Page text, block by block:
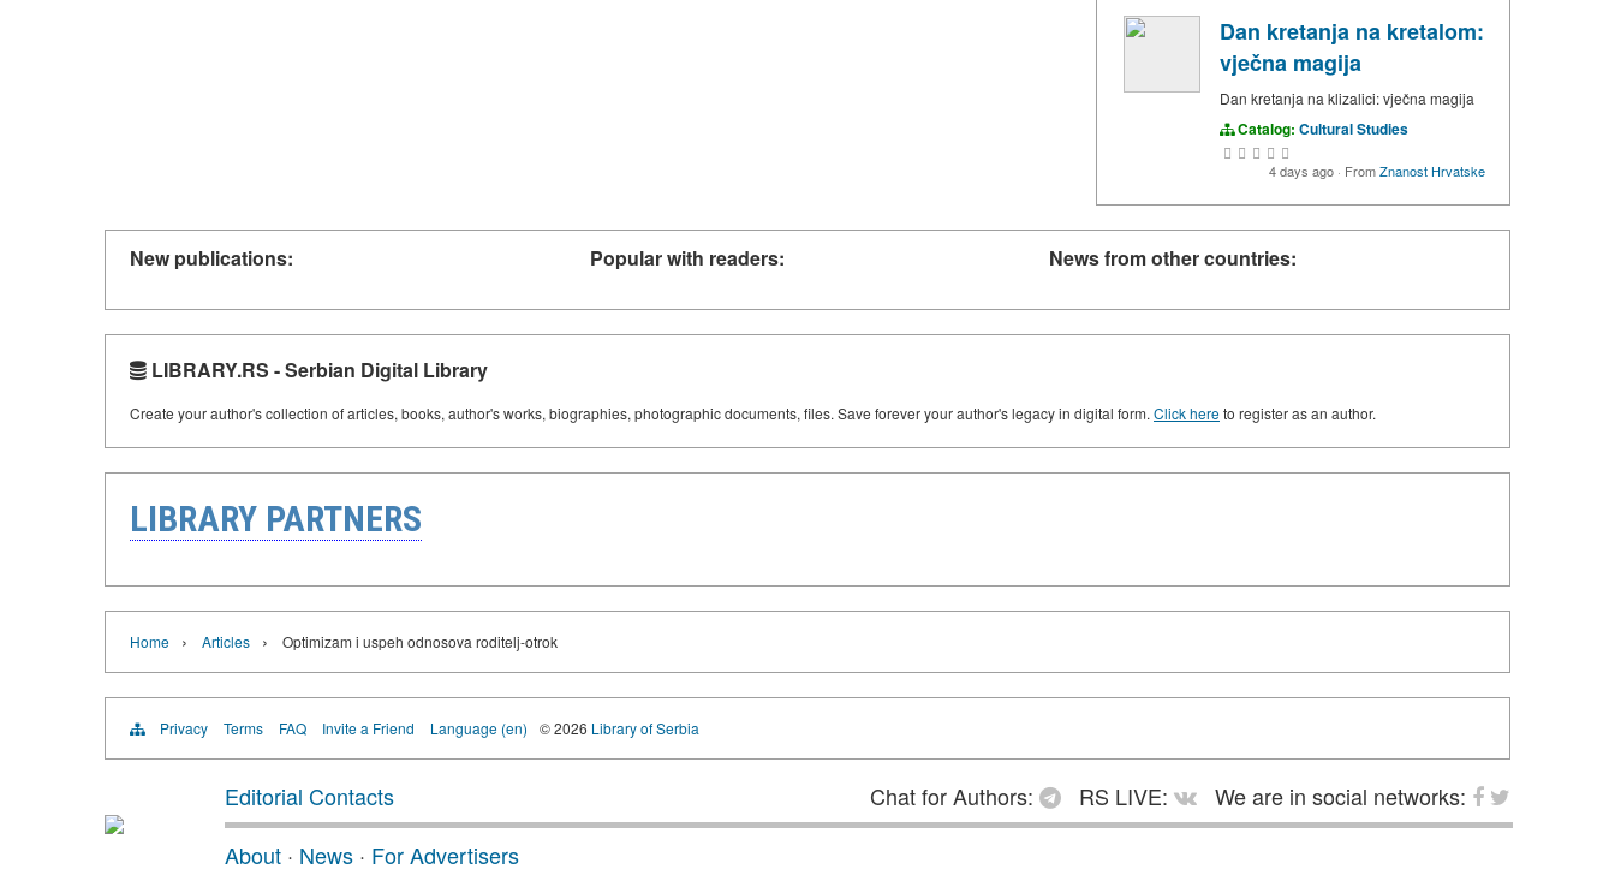
Dan kretanja na kretalom:
vječna magija
Dan kretanja na klizalici: vječna magija
Catalog: Cultural Studies
4 days ago · FromZnanost Hrvatske
New publications: Popular with readers: News from other countries:
LIBRARY.RS - Serbian Digital Library
Create your author's collection of articles, books, author's works, biographies, photographic documents, files. Save forever your author's legacy in digital form. Click hereto register as an author.
LIBRARY PARTNERS
Home › Articles › Optimizam i uspeh odnosova roditelj-otrok
Privacy Terms FAQ Invite a Friend Language (en) © 2026 Library of Serbia
Editorial Contacts Chat for Authors: RS LIVE:
We are in social networks:
About · News · For Advertisers